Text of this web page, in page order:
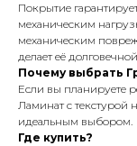
Покрытие
механическим
механическим
делает её
Почему выбрать
Если вы планируете
Ламинат с текстурой
идеальным выбором.
Где купить?